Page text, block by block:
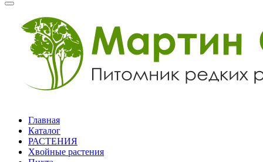
Главная
Каталог
РАСТЕНИЯ
Хвойные растения